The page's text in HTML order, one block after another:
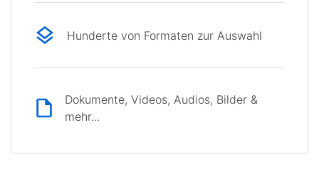
Hunderte von Formaten zur Auswahl
Dokumente, Videos, Audios, Bilder &
mehr...